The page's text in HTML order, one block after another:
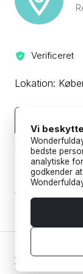
🎉 Happy
Verificeret
Lokation:
Beskyt din
uden for
Tilføj datoer for
Vælg dato
Vi
bedste
analytiske
godkender